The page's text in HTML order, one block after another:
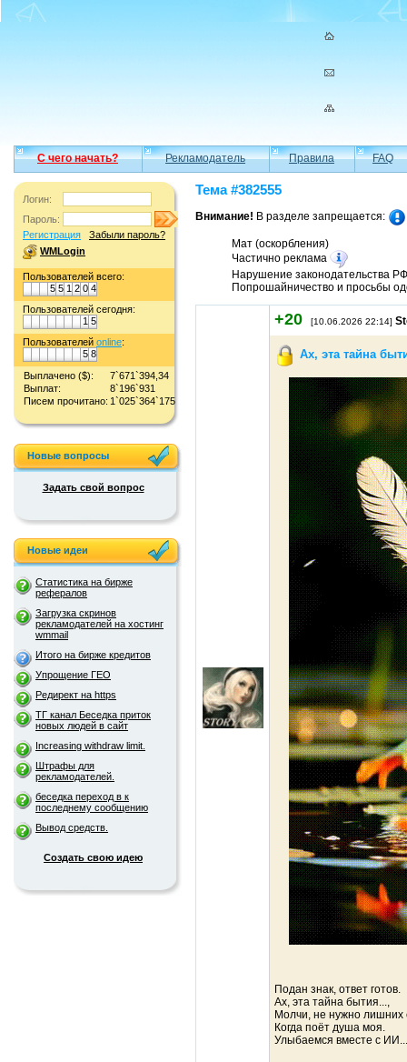
С чего начать? Рекламодатель Правила FAQ
Логин:
Пароль:
Регистрация
Забыли пароль?
WMLogin
Пользователей всего:
5 5 1 2 0 4
Пользователей сегодня:
1 5
Пользователей online:
5 8
Выплачено ($):
7`671`394,34
Выплат:
8`196`931
Писем прочитано: 1`025`364`175
Новые вопросы
Задать свой вопрос
Новые идеи
Статистика на бирже
рефералов
Загрузка скринов
рекламодателей на хостинг
wmmail
Итого на бирже кредитов
Упрощение ГЕО
Редирект на https
ТГ канал Беседка приток
новых людей в сайт
Increasing withdraw limit.
Штрафы для
рекламодателей.
беседка переход в к
последнему сообщению
Вывод средств.
Создать свою идею
Тема #382555
Внимание! В разделе запрещается:
Мат (оскорбления)
Частично реклама
Нарушение законодательства РФ
Попрошайничество и просьбы
+20 [10.06.2026 22:14]
Ах, эта тайна
Подан знак, ответ готов.
Ах, эта тайна бытия...,
Молчи, не нужно лишних
Когда поёт душа моя.
Улыбаемся вместе с ИИ...